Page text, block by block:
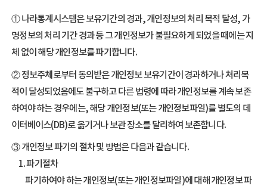
① 나라통계시스템은 보유기간의 경과, 개인정보의 처리 목적 달성, 가
명정보의 처리 기간 경과 등 그 개인정보가 불필요하게 되었을 때에는 지
체 없이 해당 개인정보를 파기합니다.
② 정보주체로부터 동의받은 개인정보 보유기간이 경과하거나 처리목
적이 달성되었음에도 불구하고 다른 법령에 따라 개인정보를 계속 보존
하여야 하는 경우에는, 해당 개인정보(또는 개인정보파일)를 별도의 데
이터베이스(DB)로 옮기거나 보관 장소를 달리하여 보존합니다.
③ 개인정보 파기의 절차 및 방법은 다음과 같습니다.
1. 파기절차
파기하여야 하는 개인정보(또는 개인정보파일)에 대해 개인정보 파